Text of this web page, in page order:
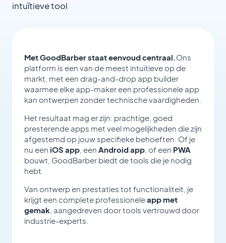
intuïtieve tool
Met GoodBarber staat eenvoud centraal.Ons
platform is een van de meest intuïtieve op de
markt, met een drag-and-drop app builder
waarmee elke app-maker een professionele app
kan ontwerpen zonder technische vaardigheden.
Het resultaat mag er zijn: prachtige, goed
presterende apps met veel mogelijkheden die zijn
afgestemd op jouw specifieke behoeften. Of je
nu een iOS app , een Android app , of een PWA
bouwt, GoodBarber biedt de tools die je nodig
hebt.
Van ontwerp en prestaties tot functionaliteit, je
krijgt een complete professioneleapp met
gemak , aangedreven door tools vertrouwd door
industrie-experts.